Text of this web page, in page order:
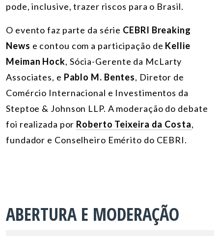
pode, inclusive, trazer riscos para o Brasil.
O evento faz parte da série CEBRI Breaking
News e contou com a participação de Kellie
Meiman Hock, Sócia-Gerente da McLarty
Associates, e Pablo M. Bentes, Diretor de
Comércio Internacional e Investimentos da
Steptoe & Johnson LLP. A moderação do debate
foi realizada por Roberto Teixeira da Costa,
fundador e Conselheiro Emérito do CEBRI.
ABERTURA E MODERAÇÃO